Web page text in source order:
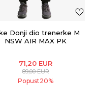
Donji dio trenerke M
NSW AIR MAX PK
71,20 EUR
89,00EUR
Popust20%